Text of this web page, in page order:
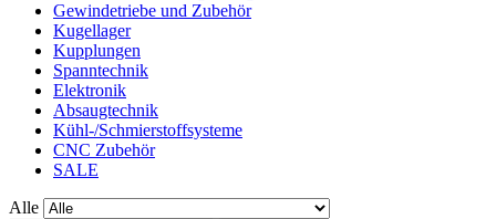
Gewindetriebe und Zubehör
Kugellager
Kupplungen
Spanntechnik
Elektronik
Absaugtechnik
Kühl-/Schmierstoffsysteme
CNC Zubehör
SALE
Alle